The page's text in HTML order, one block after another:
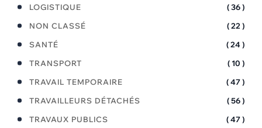
LOGISTIQUE
( 36 )
NON CLASSÉ
( 22 )
SANTÉ
( 24 )
TRANSPORT
( 10 )
TRAVAIL TEMPORAIRE
( 47 )
TRAVAILLEURS DÉTACHÉS
( 56 )
TRAVAUX PUBLICS
( 47 )